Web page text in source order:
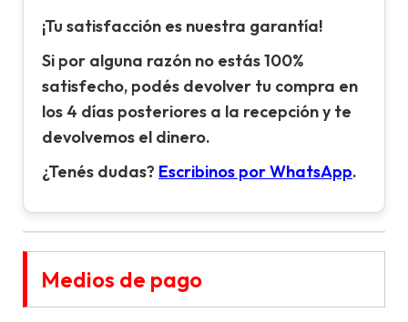
¡Tu satisfacción es nuestra garantía!
Si por alguna razón no estás 100%
satisfecho, podés devolver tu compra en
los 4 días posteriores a la recepción y te
devolvemos el dinero.
¿Tenés dudas? Escribinos por WhatsApp.
Medios de pago